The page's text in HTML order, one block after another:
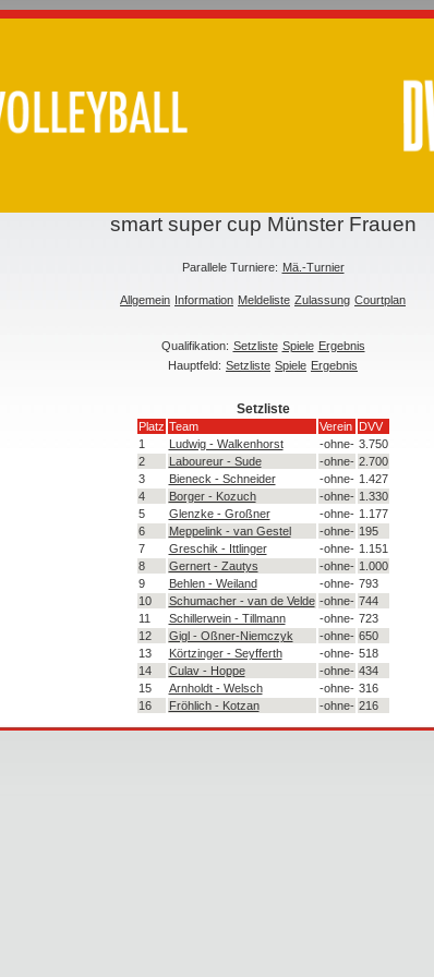
smart super cup Münster Frauen
Parallele Turniere: Mä.-Turnier
Allgemein Information Meldeliste Zulassung Courtplan
Qualifikation: Setzliste Spiele Ergebnis
Hauptfeld: Setzliste Spiele Ergebnis
Setzliste
Platz Team Verein
DVV
1
Ludwig - Walkenhorst -ohne- 3.750
2
Laboureur - Sude -ohne- 2.700
3
Bieneck - Schneider -ohne- 1.427
4
Borger - Kozuch -ohne- 1.330
5
Glenzke - Großner -ohne- 1.177
6
Meppelink - van Gestel -ohne- 195
7
Greschik - Ittlinger -ohne- 1.151
8
Gernert - Zautys -ohne- 1.000
9
Behlen - Weiland -ohne- 793
10
Schumacher - van de Velde -ohne- 744
11
Schillerwein - Tillmann -ohne- 723
12
Gigl - Oßner-Niemczyk -ohne- 650
13
Körtzinger - Seyfferth -ohne- 518
14
Culav - Hoppe -ohne- 434
15
Arnholdt - Welsch -ohne- 316
16
Fröhlich - Kotzan -ohne- 216